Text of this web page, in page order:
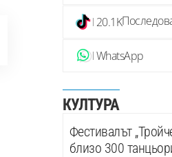
20.1K
WhatsApp
КУЛТУРА
Фестивалът
близо 300